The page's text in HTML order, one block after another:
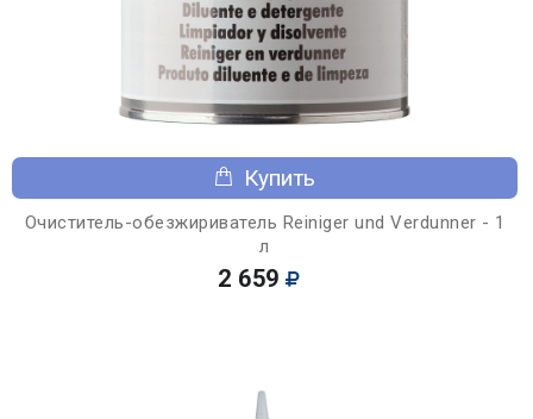
Купить
Очиститель-обезжириватель Reiniger und Verdunner - 1
л
2 659